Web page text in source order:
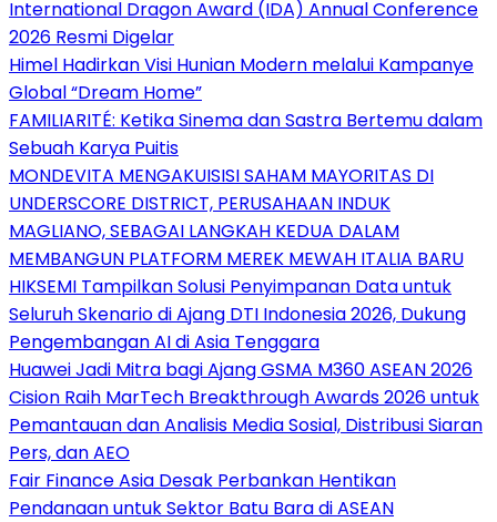
International Dragon Award (IDA) Annual Conference
2026 Resmi Digelar
Himel Hadirkan Visi Hunian Modern melalui Kampanye
Global “Dream Home”
FAMILIARITÉ: Ketika Sinema dan Sastra Bertemu dalam
Sebuah Karya Puitis
MONDEVITA MENGAKUISISI SAHAM MAYORITAS DI
UNDERSCORE DISTRICT, PERUSAHAAN INDUK
MAGLIANO, SEBAGAI LANGKAH KEDUA DALAM
MEMBANGUN PLATFORM MEREK MEWAH ITALIA BARU
HIKSEMI Tampilkan Solusi Penyimpanan Data untuk
Seluruh Skenario di Ajang DTI Indonesia 2026, Dukung
Pengembangan AI di Asia Tenggara
Huawei Jadi Mitra bagi Ajang GSMA M360 ASEAN 2026
Cision Raih MarTech Breakthrough Awards 2026 untuk
Pemantauan dan Analisis Media Sosial, Distribusi Siaran
Pers, dan AEO
Fair Finance Asia Desak Perbankan Hentikan
Pendanaan untuk Sektor Batu Bara di ASEAN